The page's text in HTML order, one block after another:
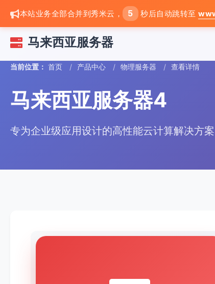
本站业务全部合并到秀米云， 4 秒后自动跳转至
马来西亚服务器
当前位置： 首页 / 产品中心 / 物理服务器 / 查看详情
马来西亚服务器4
专为企业级应用设计的高性能云计算解决方案